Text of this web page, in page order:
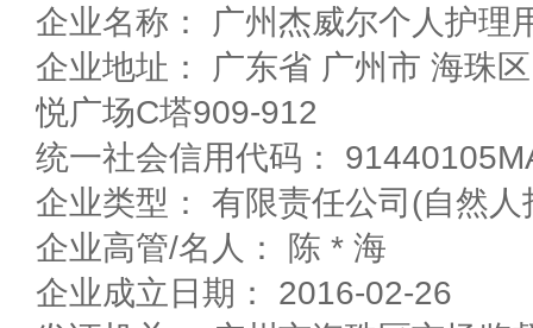
企业名称： 广州杰威尔个人护理
企业地址： 广东省 广州市 海珠区 喧悦东街81号保利叁
悦广场C塔909-912
统一社会信用代码：
企业类型： 有限责任公司(自然人
企业高管/名人： 陈 * 海
企业成立日期： 2016-02-26